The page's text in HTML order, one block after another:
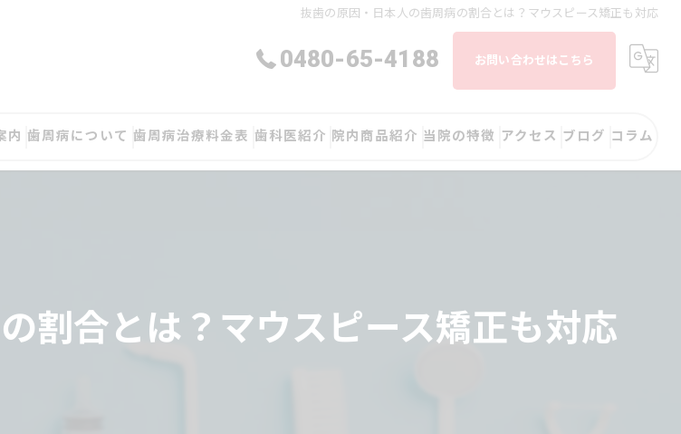
抜歯の原因・日本人の歯周病の割合とは？マウスピース矯正も対応
0480-65-4188 お問い合わせはこちら
内 歯周病について 歯周病治療料金表 歯科医紹介 院内商品紹介 当院の特徴
予防
アクセス ブログ コラム
割合とは？マウスピース矯正も対応